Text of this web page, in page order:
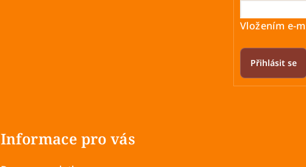
Vložením e-
Přihlásit se
Informace pro vás